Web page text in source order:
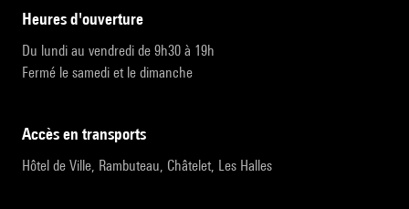
heures d'ouverture
Du lundi au vendredi de 9h30 à 19h
Fermé le samedi et le dimanche
accès en transports
Hôtel de Ville, Rambuteau, Châtelet, Les Halles